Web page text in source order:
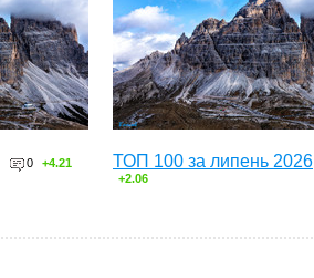
0 +4.21 ТОП 100 за липень 2026
+2.06